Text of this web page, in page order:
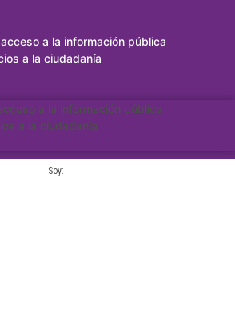
a la información pública
a la ciudadanía
a la información pública
a la ciudadanía
Soy: